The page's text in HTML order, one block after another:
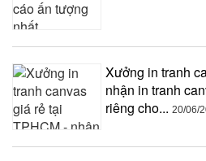
Xưởng in tranh
nhận in tranh
riêng cho... 20/06/